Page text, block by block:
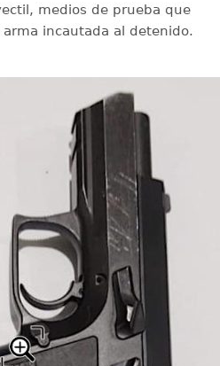
medios de prueba que
incautada al detenido.